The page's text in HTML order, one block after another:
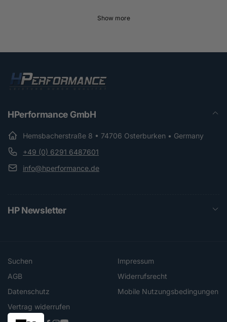
Show more
HPerformance GmbH
Hemsbacherstraße 8 • 74706 Osterburken • Germany
+49 (0) 6291 6487601
info@hperformance.de
HP Newsletter
Suchen
Impressum
AGB
Widerrufsrecht
Datenschutz
Mobile Nutzungsbedingungen
Vertrag widerrufen